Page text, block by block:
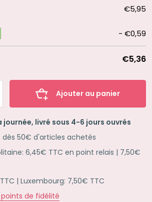
€5,95
- €0,59
€5,36
Ajouter au panier
journée, livré sous 4-6 jours ouvrés
dès 50€ d'articles achetés
6,45€ TTC en point relais | 7,50€
| Luxembourg: 7,50€ TTC
points de fidélité